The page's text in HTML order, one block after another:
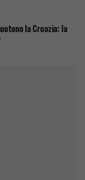
la Croazia: la